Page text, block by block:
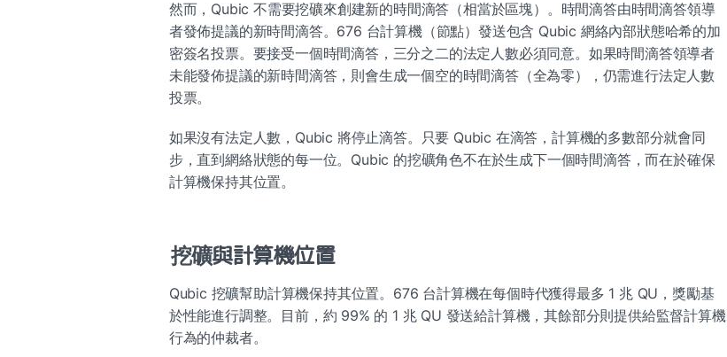
然而，Qubic 不需要挖礦來創建新的時間滴答（相當於區塊）。時間滴答由時間滴答領導
者發佈提議的新時間滴答。676 台計算機（節點）發送包含 Qubic 網絡內部狀態哈希的加
密簽名投票。要接受一個時間滴答，三分之二的法定人數必須同意。如果時間滴答領導者
未能發佈提議的新時間滴答，則會生成一個空的時間滴答（全為零），仍需進行法定人數
投票。
如果沒有法定人數，Qubic 將停止滴答。只要 Qubic 在滴答，計算機的多數部分就會同
步，直到網絡狀態的每一位。Qubic 的挖礦角色不在於生成下一個時間滴答，而在於確保
計算機保持其位置。
挖礦與計算機位置
Qubic 挖礦幫助計算機保持其位置。676 台計算機在每個時代獲得最多 1 兆 QU，獎勵基
於性能進行調整。目前，約 99% 的 1 兆 QU 發送給計算機，其餘部分則提供給監督計算機
行為的仲裁者。